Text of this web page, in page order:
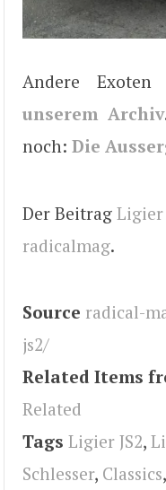
Andere
unserem Archiv
noch: Die
Der Beitrag Ligier
radicalmag.
Source radical-
js2/
Related Items
Related
Tags Ligier JS2,
Schlesser, Classics,